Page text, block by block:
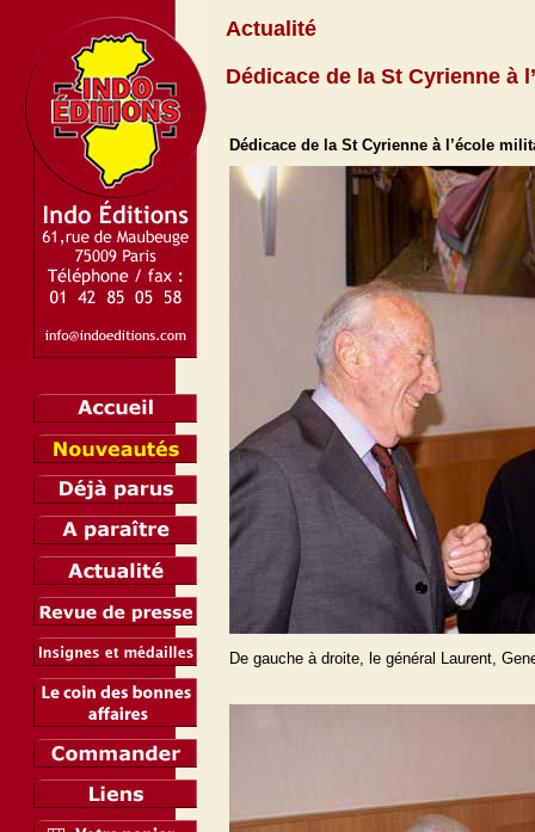
Actualité
Dédicace de la St Cyrienne à
Dédicace de la St Cyrienne à l’école
De gauche à droite, le général Laurent,